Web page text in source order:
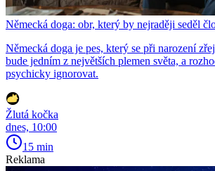
Německá doga: obr, který by nejraději seděl
Německá doga je pes, který se při narození
bude jedním z největších plemen světa, a
psychicky ignorovat.
Žlutá kočka
dnes, 10:00
15 min
Reklama